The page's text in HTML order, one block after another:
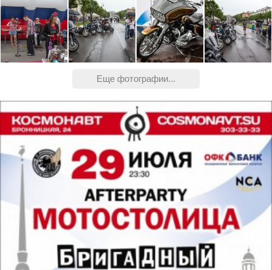
Еще фотографии...